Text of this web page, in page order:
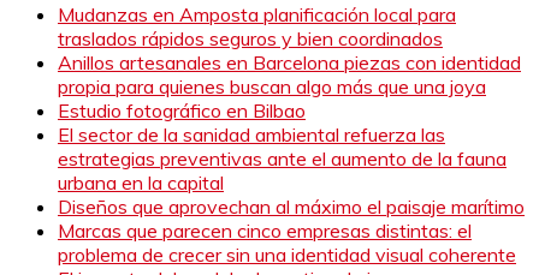
Mudanzas en Amposta planificación local para
traslados rápidos seguros y bien coordinados
Anillos artesanales en Barcelona piezas con identidad
propia para quienes buscan algo más que una joya
Estudio fotográfico en Bilbao
El sector de la sanidad ambiental refuerza las
estrategias preventivas ante el aumento de la fauna
urbana en la capital
Diseños que aprovechan al máximo el paisaje marítimo
Marcas que parecen cinco empresas distintas: el
problema de crecer sin una identidad visual coherente